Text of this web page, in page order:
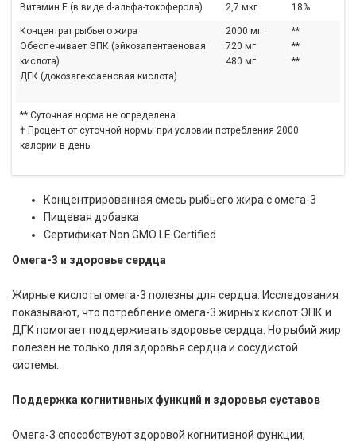
Витамин E (в виде d-альфа-токоферола) 2,7 мкг 18%
Концентрат рыбьего жира
Обеспечивает ЭПК (эйкозапентаеновая
кислота)
ДГК (докозагексаеновая кислота)
2000 мг
720 мг
480 мг
**
**
**
** Суточная норма не определена.
† Процент от суточной нормы при условии потребления 2000
калорий в день.
Концентрированная смесь рыбьего жира с омега-3
Пищевая добавка
Сертификат Non GMO LE Certified
Омега-3 и здоровье сердца
Жирные кислоты омега-3 полезны для сердца. Исследования
показывают, что потребление омега-3 жирных кислот ЭПК и
ДГК помогает поддерживать здоровье сердца. Но рыбий жир
полезен не только для здоровья сердца и сосудистой
системы.
Поддержка когнитивных функций и здоровья суставов
Омега-3 способствуют здоровой когнитивной функции,